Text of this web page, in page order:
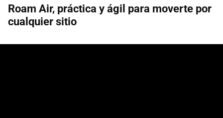
Roam Air, práctica y ágil para moverte por
cualquier sitio